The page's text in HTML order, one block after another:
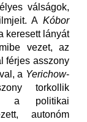
válságok,
A Kóbor
keresett lányát
vezet, az
férjes asszony
a Yerichow-
torkollik
a politikai
autonóm